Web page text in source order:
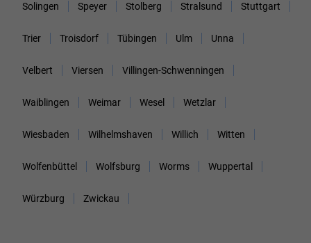
Solingen Speyer Stolberg Stralsund Stuttgart
Trier Troisdorf Tübingen Ulm Unna
Velbert Viersen Villingen-Schwenningen
Waiblingen Weimar Wesel Wetzlar
Wiesbaden Wilhelmshaven Willich Witten
Wolfenbüttel Wolfsburg Worms Wuppertal
Würzburg Zwickau